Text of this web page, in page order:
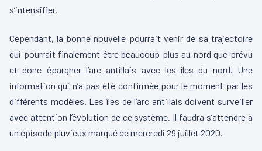
s’intensifier.
Cependant, la bonne nouvelle pourrait venir de sa trajectoire
qui pourrait finalement être beaucoup plus au nord que prévu
et donc épargner l’arc antillais avec les îles du nord. Une
information qui n’a pas été confirmée pour le moment par les
différents modèles. Les îles de l’arc antillais doivent surveiller
avec attention l’évolution de ce système. Il faudra s’attendre à
un épisode pluvieux marqué ce mercredi 29 juillet 2020.